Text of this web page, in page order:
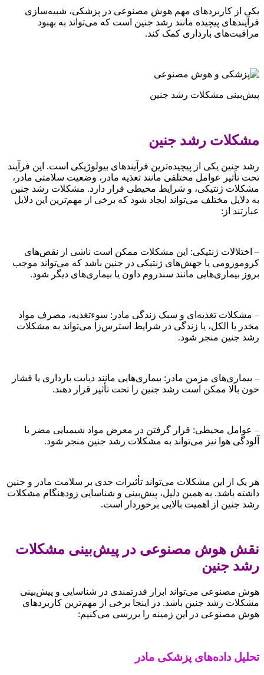
یکی از کاربردهای مهم هوش مصنوعی در پزشکی، شبیه‌سازی
فرآیندهای پیچیده مانند رشد جنین است که می‌تواند به بهبود
مراقبت‌های بارداری کمک کند.
پیش‌بینی مشکلات رشد جنین
مشکلات رشد جنین
رشد جنین یکی از پیچیده‌ترین فرآیندهای بیولوژیکی است. این فرآیند
تحت تأثیر عوامل مختلفی مانند تغذیه مادر، وضعیت سلامتی مادر،
مشکلات ژنتیکی، و شرایط محیطی قرار دارد. مشکلات رشد جنین
به دلایل مختلف می‌تواند ایجاد شود که برخی از مهم‌ترین این دلایل
عبارتند از:
– اختلالات ژنتیکی: این مشکلات ممکن است ناشی از نقص‌های
کروموزومی یا جهش‌های ژنتیکی در جنین باشد که می‌تواند موجب
بروز بیماری‌هایی مانند سندروم داون یا بیماری‌های دیگر شود.
– مشکلات تغذیه‌ای و سبک زندگی مادر: سوءتغذیه، مصرف مواد
مخدر یا الکل، یا زندگی در شرایط استرس‌زا می‌تواند به مشکلات
رشد جنین منجر شود.
– بیماری‌های مزمن مادر: بیماری‌هایی مانند دیابت بارداری یا فشار
خون بالا ممکن است رشد جنین را تحت تأثیر قرار دهند.
– عوامل محیطی: قرار گرفتن در معرض مواد شیمیایی مضر یا
آلودگی هوا نیز می‌تواند به مشکلات رشد جنین منجر شود.
هر یک از این مشکلات می‌تواند تأثیرات جدی بر سلامت مادر و جنین
داشته باشد. به همین دلیل، پیش‌بینی و شناسایی زودهنگام مشکلات
رشد جنین از اهمیت بالایی برخوردار است.
نقش هوش مصنوعی در پیش‌بینی مشکلات
رشد جنین
هوش مصنوعی می‌تواند ابزار قدرتمندی در شناسایی و پیش‌بینی
مشکلات رشد جنین باشد. در اینجا برخی از مهم‌ترین کاربردهای
هوش مصنوعی در این زمینه را بررسی می‌کنیم:
تحلیل داده‌های پزشکی مادر